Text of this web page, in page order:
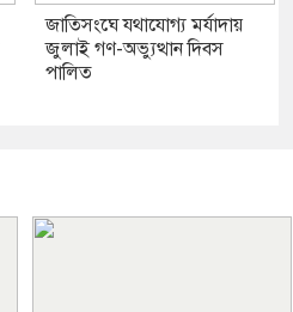
জাতিসংঘে যথাযোগ্য মর্যাদায়
জুলাই গণ-অভ্যুত্থান দিবস
পালিত